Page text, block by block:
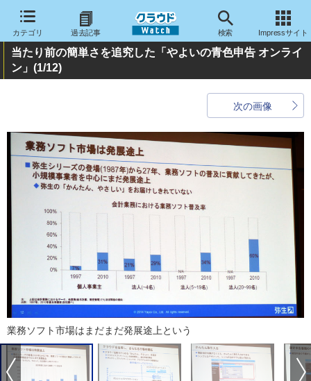
カテゴリ 過去記事 検索 Impressサイト
当たり前の簡単さを追究した「やよいの青色申告 オンライ
ン」 (1/12)
次の画像
業務ソフト市場はまだまだ発展途上という